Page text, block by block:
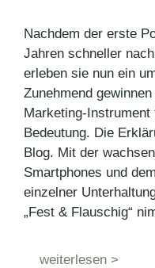
Nachdem der erste
Jahren schneller
erleben sie nun ein
Zunehmend
Marketing-Instrument
Bedeutung. Die
Blog. Mit der
Smartphones und
einzelner
„Fest & Flauschig“
weiterlesen >